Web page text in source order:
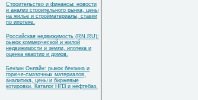
Строительство и финансы: новости
и анализ строительного рынка, цены
на жилье и стройматериалы, ставки
по ипотеке.
Российская недвижимость (RN.RU):
рынок коммерческой и жилой
недвижимости и земли, ипотека и
оценка квартир и домов.
Бензин Онлайн: рынок бензина и
горюче-смазочных материалов,
аналитика, цены и биржевые
котировки. Каталог НПЗ и нефтебаз.